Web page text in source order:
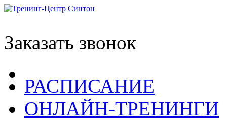
Заказать звонок
РАСПИСАНИЕ
ОНЛАЙН-ТРЕНИНГИ